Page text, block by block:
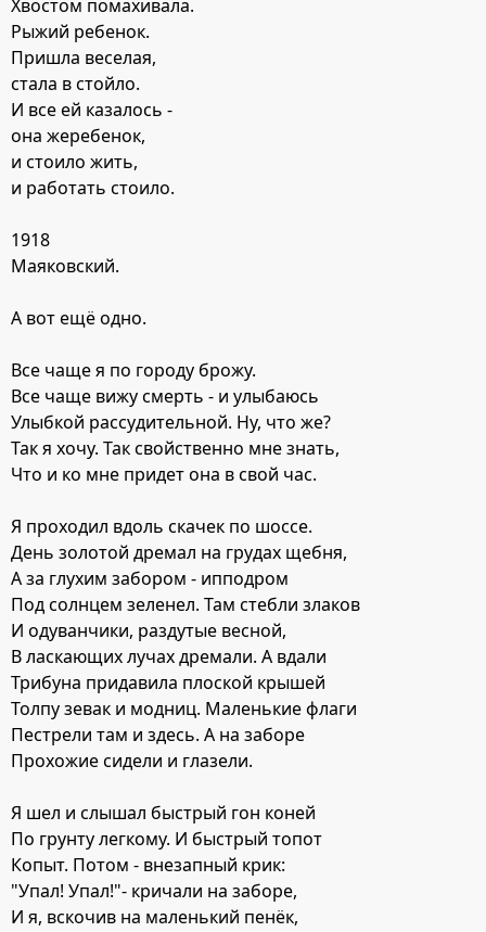
Хвостом помахивала.
Рыжий ребенок.
Пришла веселая,
стала в стойло.
И все ей казалось -
она жеребенок,
и стоило жить,
и работать стоило.
1918
Маяковский.
А вот ещё одно.
Все чаще я по городу брожу.
Все чаще вижу смерть - и улыбаюсь
Улыбкой рассудительной. Ну, что же?
Так я хочу. Так свойственно мне знать,
Что и ко мне придет она в свой час.
Я проходил вдоль скачек по шоссе.
День золотой дремал на грудах щебня,
А за глухим забором - ипподром
Под солнцем зеленел. Там стебли злаков
И одуванчики, раздутые весной,
В ласкающих лучах дремали. А вдали
Трибуна придавила плоской крышей
Толпу зевак и модниц. Маленькие флаги
Пестрели там и здесь. А на заборе
Прохожие сидели и глазели.
Я шел и слышал быстрый гон коней
По грунту легкому. И быстрый топот
Копыт. Потом - внезапный крик:
"Упал! Упал!"- кричали на заборе,
И я, вскочив на маленький пенёк,